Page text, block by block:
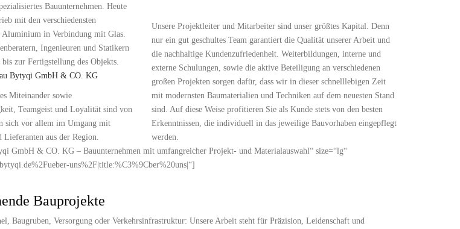
Bauunternehmen. Heute
mit den verschiedensten
in Verbindung mit Glas.
Ingenieuren und Statikern
zur Fertigstellung des Objekts.
Bytyqi GmbH & CO. KG
Miteinander sowie
Teamgeist und Loyalität sind von
sich vor allem im Umgang mit
aus der Region.
Unsere Projektleiter und Mitarbeiter sind unser größtes Kapital. Denn
nur ein gut geschultes Team garantiert die Qualität unserer Arbeit und
die nachhaltige Kundenzufriedenheit. Weiterbildungen, interne und
externe Schulungen, sowie die aktive Beteiligung an verschiedenen
großen Projekten sorgen dafür, dass wir in dieser schnelllebigen Zeit
mit modernsten Baumaterialien und Techniken auf dem neuesten Stand
sind. Auf diese Weise profitieren Sie als Kunde stets von den besten
Erkenntnissen, die individuell in das jeweilige Bauvorhaben eingepflegt
werden.
GmbH & CO. KG – Bauunternehmen mit umfangreicher Projekt- und Materialauswahl“ size=“lg“
uns%2F|title:%C3%9Cber%20uns|“]
Bauprojekte
Baugruben, Versorgung oder Verkehrsinfrastruktur: Unsere Arbeit steht für Präzision, Leidenschaft und